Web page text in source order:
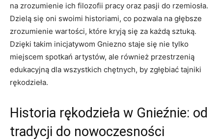
na zrozumienie ich⁣ filozofii pracy⁣ oraz pasji ‍do rzemiosła.
Dzielą⁣ się ⁢oni swoimi historiami, co pozwala na głębsze
zrozumienie wartości, które kryją się​ za każdą sztuką.
Dzięki ‍takim inicjatywom Gniezno staje się nie⁣ tylko
miejscem spotkań artystów, ale również przestrzenią
edukacyjną dla‌ wszystkich chętnych, by zgłębiać tajniki
rękodzieła.
Historia rękodzieła w ⁤Gnieźnie: od
tradycji​ do nowoczesności